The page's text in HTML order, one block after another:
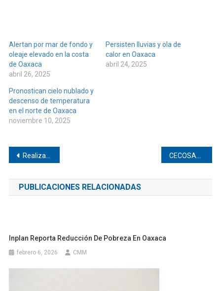
Alertan por mar de fondo y
oleaje elevado en la costa
de Oaxaca
abril 26, 2025
Persisten lluvias y ola de
calor en Oaxaca
abril 24, 2025
Pronostican cielo nublado y
descenso de temperatura
en el norte de Oaxaca
noviembre 10, 2025
Navegación
de
entradas
Realizan simulacro nacional de sismo en Pinotepa
PUBLICACIONES RELACIONADAS
Inplan Reporta Reducción De Pobreza En Oaxaca
febrero 6, 2026 CMM